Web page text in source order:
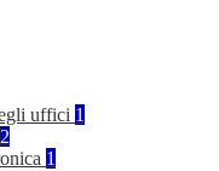
uffici 1
2
1